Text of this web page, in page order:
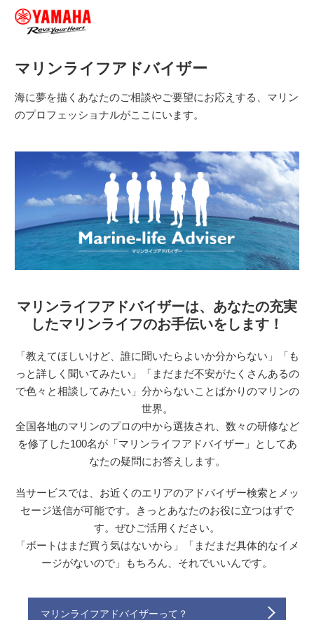
マリンライフアドバイザー
海に夢を描くあなたのご相談やご要望にお応えする、マリン
のプロフェッショナルがここにいます。
マリンライフアドバイザーは、あなたの充実
したマリンライフのお手伝いをします！
「教えてほしいけど、誰に聞いたらよいか分からない」「も
っと詳しく聞いてみたい」「まだまだ不安がたくさんあるの
で色々と相談してみたい」分からないことばかりのマリンの
世界。
全国各地のマリンのプロの中から選抜され、数々の研修など
を修了した100名が「マリンライフアドバイザー」としてあ
なたの疑問にお答えします。
当サービスでは、お近くのエリアのアドバイザー検索とメッ
セージ送信が可能です。きっとあなたのお役に立つはずで
す。ぜひご活用ください。
「ボートはまだ買う気はないから」「まだまだ具体的なイメ
ージがないので」もちろん、それでいいんです。
マリンライフアドバイザーって？